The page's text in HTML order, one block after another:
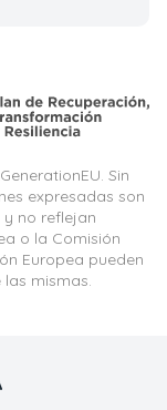
Sin
expresadas son
no reflejan
o la Comisión
Europea pueden
mismas.